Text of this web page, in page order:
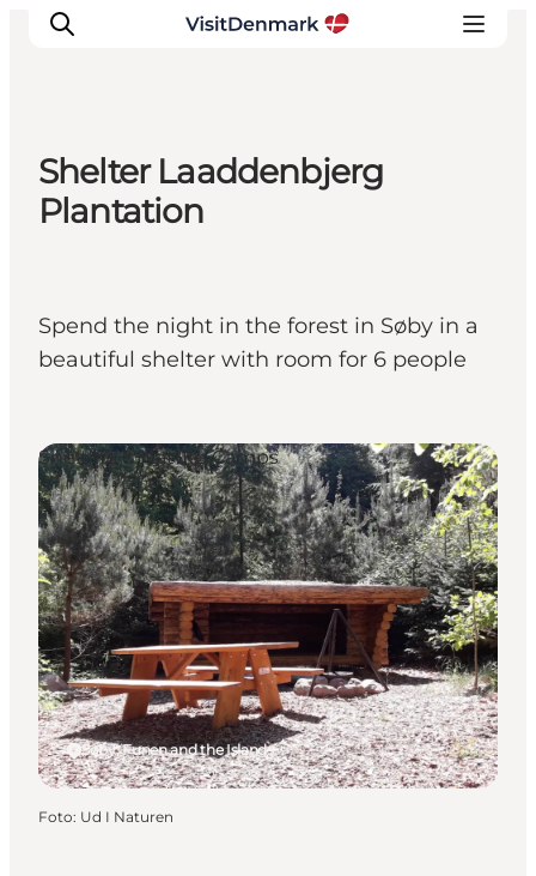
Inspiratie
Plan je reis
Shelter Laaddenbjerg
Plantation
Spend the night in the forest in Søby in a
beautiful shelter with room for 6 people
Søby, Funen and the Islands
Shelters & Nature Camps
Foto: Ud I Naturen